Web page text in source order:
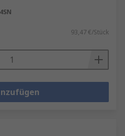
93,47 €/Stück